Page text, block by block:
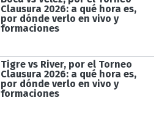
Clausura 2026: a qué hora es,
por dónde verlo en vivo y
formaciones
Tigre vs River, por el Torneo
Clausura 2026: a qué hora es,
por dónde verlo en vivo y
formaciones